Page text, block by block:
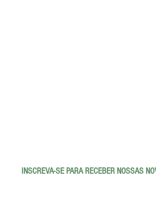
INSCREVA-SE PARA RECEBER NOSSAS